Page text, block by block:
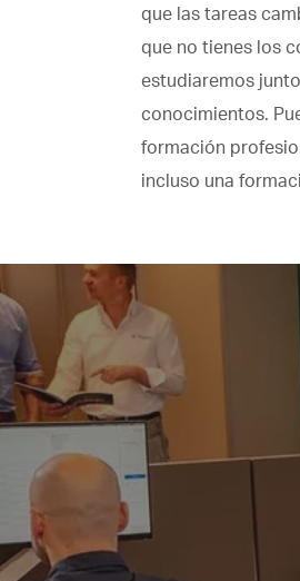
que las tareas
que no tienes los
estudiaremos
conocimientos.
formación
incluso una